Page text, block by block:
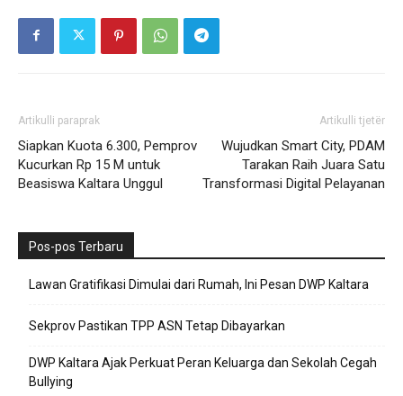
Artikulli paraprak
Siapkan Kuota 6.300, Pemprov
Kucurkan Rp 15 M untuk
Beasiswa Kaltara Unggul
Artikulli tjetër
Wujudkan Smart City, PDAM
Tarakan Raih Juara Satu
Transformasi Digital Pelayanan
Pos-pos Terbaru
Lawan Gratifikasi Dimulai dari Rumah, Ini Pesan DWP Kaltara
Sekprov Pastikan TPP ASN Tetap Dibayarkan
DWP Kaltara Ajak Perkuat Peran Keluarga dan Sekolah Cegah
Bullying